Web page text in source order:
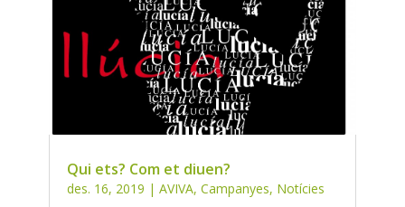
Qui ets? Com et diuen?
des. 16, 2019 | AVIVA, Campanyes, Notícies